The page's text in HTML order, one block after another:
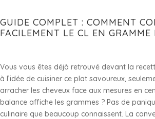
GUIDE COMPLET : COMMENT
FACILEMENT LE CL EN GRAMME
Vous vous êtes déjà retrouvé devant la
à l’idée de cuisiner ce plat savoureux,
arracher les cheveux face aux mesures en
balance affiche les grammes ? Pas de
culinaire que beaucoup connaissent. La